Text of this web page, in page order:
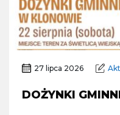
27 lipca 2026
DOŻYNKI